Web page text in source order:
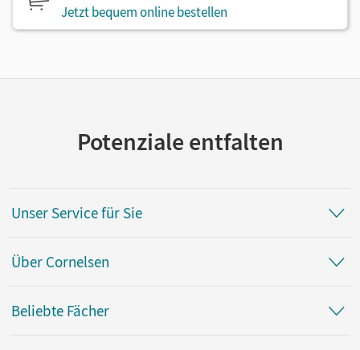
Jetzt bequem online bestellen
Potenziale entfalten
Unser Service für Sie
Über Cornelsen
Beliebte Fächer